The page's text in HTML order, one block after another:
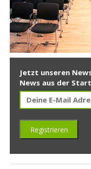
Jetzt unseren
News aus der